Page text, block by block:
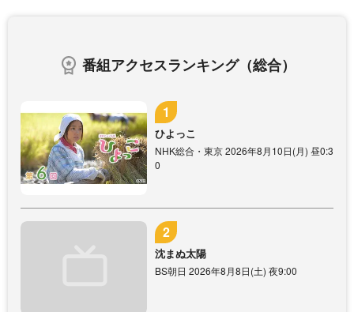
番組アクセスランキング（総合）
ひよっこ
NHK総合・東京 2026年8月10日(月) 昼0:3
0
沈まぬ太陽
BS朝日 2026年8月8日(土) 夜9:00